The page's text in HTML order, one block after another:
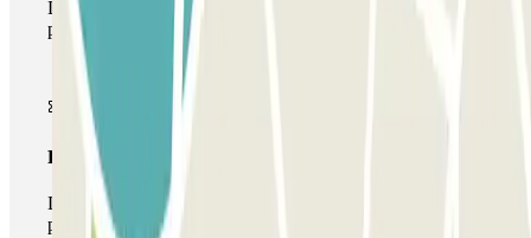
Durante tu estancia podrás entrar y salir una única vez al
parking
Pase multiparking
Durante tu estancia podrás hacer uso de toda la red de
parkings de este operador disponibles en Parclick.